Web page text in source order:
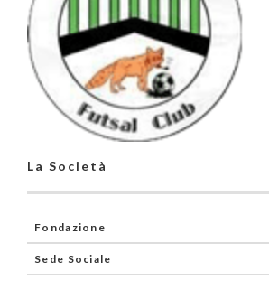
La Società
Fondazione
Sede Sociale